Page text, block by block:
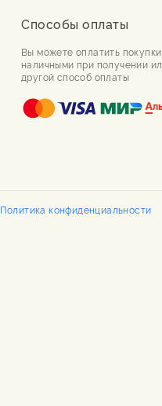
Способы оплаты
Вы можете оплатить покупки
наличными при получении
другой способ оплаты
Политика конфиденциальности